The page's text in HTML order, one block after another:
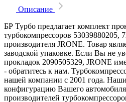
Описание
БР Турбо предлагает комплект
турбокомпрессоров 53039880205,
производителя JRONE. Товар
заводской упаковке. Если Вы не
прокладок 2090505329, JRONE
- обратитесь к нам.
нашей компании с 2001 года.
конфигурацию Вашего автомобиля
производителей